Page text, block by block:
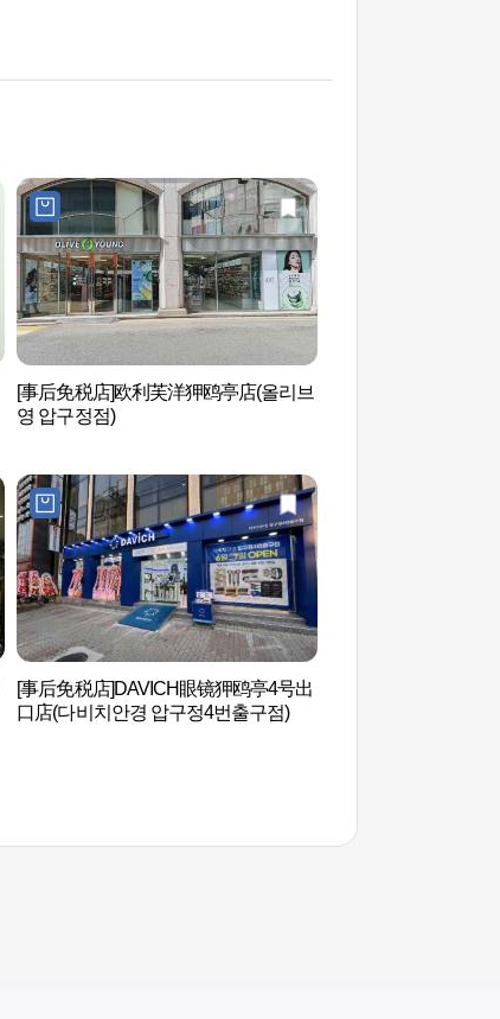
[事后免税店]欧利芙洋狎鸥亭店(올리브
영 압구정점)
[事后免税店]DAVICH眼镜狎鸥亭4号出
口店(다비치안경 압구정4번출구점)